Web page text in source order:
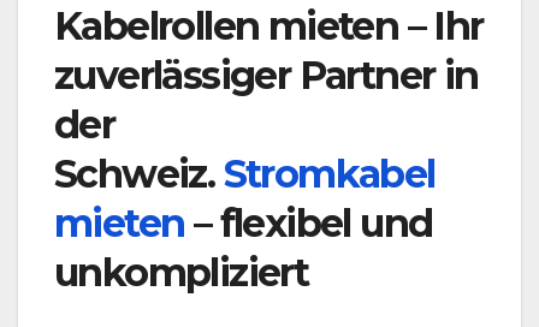
Kabelrollen mieten – Ihr
zuverlässiger Partner in
der
Schweiz.Stromkabel
mieten – flexibel und
unkompliziert